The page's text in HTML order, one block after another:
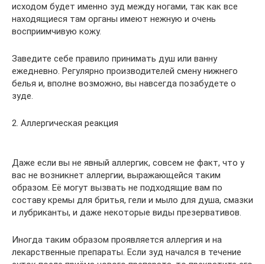
исходом будет именно зуд между ногами, так как все
находящиеся там органы имеют нежную и очень
восприимчивую кожу.
Заведите себе правило принимать душ или ванну
ежедневно. Регулярно производителей смену нижнего
белья и, вполне возможно, вы навсегда позабудете о
зуде.
2. Аллергическая реакция
Даже если вы не явный аллергик, совсем не факт, что у
вас не возникнет аллергии, выражающейся таким
образом. Её могут вызвать не подходящие вам по
составу кремы для бритья, гели и мыло для душа, смазки
и лубриканты, и даже некоторые виды презервативов.
Иногда таким образом проявляется аллергия и на
лекарственные препараты. Если зуд начался в течение